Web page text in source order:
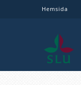
Hemsida